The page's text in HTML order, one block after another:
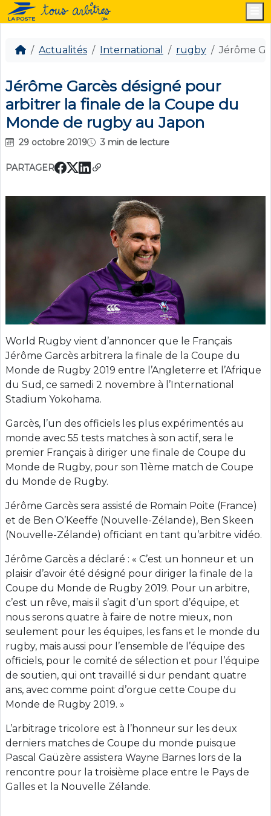
Actualités International rugby Jérôme
Jérôme Garcès désigné pour
arbitrer la finale de la Coupe du
Monde de rugby au Japon
29 octobre 2019 3 min de lecture
PARTAGER
World Rugby vient d’annoncer que le Français
Jérôme Garcès arbitrera la finale de la Coupe du
Monde de Rugby 2019 entre l’Angleterre et l’Afrique
du Sud, ce samedi 2 novembre à l’International
Stadium Yokohama.
Garcès, l’un des officiels les plus expérimentés au
monde avec 55 tests matches à son actif, sera le
premier Français à diriger une finale de Coupe du
Monde de Rugby, pour son 11ème match de Coupe
du Monde de Rugby.
Jérôme Garcès sera assisté de Romain Poite (France)
et de Ben O’Keeffe (Nouvelle-Zélande), Ben Skeen
(Nouvelle-Zélande) officiant en tant qu’arbitre vidéo.
Jérôme Garcès a déclaré : « C’est un honneur et un
plaisir d’avoir été désigné pour diriger la finale de la
Coupe du Monde de Rugby 2019. Pour un arbitre,
c’est un rêve, mais il s’agit d’un sport d’équipe, et
nous serons quatre à faire de notre mieux, non
seulement pour les équipes, les fans et le monde du
rugby, mais aussi pour l’ensemble de l’équipe des
officiels, pour le comité de sélection et pour l’équipe
de soutien, qui ont travaillé si dur pendant quatre
ans, avec comme point d’orgue cette Coupe du
Monde de Rugby 2019. »
L’arbitrage tricolore est à l’honneur sur les deux
derniers matches de Coupe du monde puisque
Pascal Gaüzère assistera Wayne Barnes lors de la
rencontre pour la troisième place entre le Pays de
Galles et la Nouvelle Zélande.